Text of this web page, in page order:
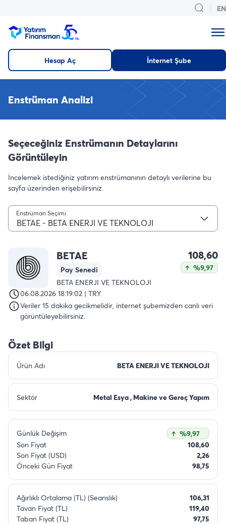
EN
Hesap Aç İnternet Şube
Enstrüman Analizi
Seçeceğiniz Enstrümanın Detaylarını
Görüntüleyin
İncelemek istediğiniz yatırım enstrümanının detaylı verilerine bu
sayfa üzerinden erişebilirsiniz.
Enstrüman Seçimi
BETAE - BETA ENERJI VE TEKNOLOJI
BETAE
Pay Senedi
BETA ENERJI VE TEKNOLOJI
108,60
%9,97
06.08.2026 18:19:02 | TRY
Veriler 15 dakika gecikmelidir, internet şubemizden canlı veri
görüntüleyebilirsiniz.
Özet Bilgi
Ürün Adı BETA ENERJI VE TEKNOLOJI
Sektör Metal Esya , Makine ve Gereç Yapım
Günlük Değişim
%9,97
Son Fiyat
108,60
Son Fiyat (USD)
2,26
Önceki Gün Fiyat
98,75
Ağırlıklı Ortalama (TL) (Seanslık)
106,31
Tavan Fiyat (TL)
119,40
Taban Fiyat (TL)
97,75